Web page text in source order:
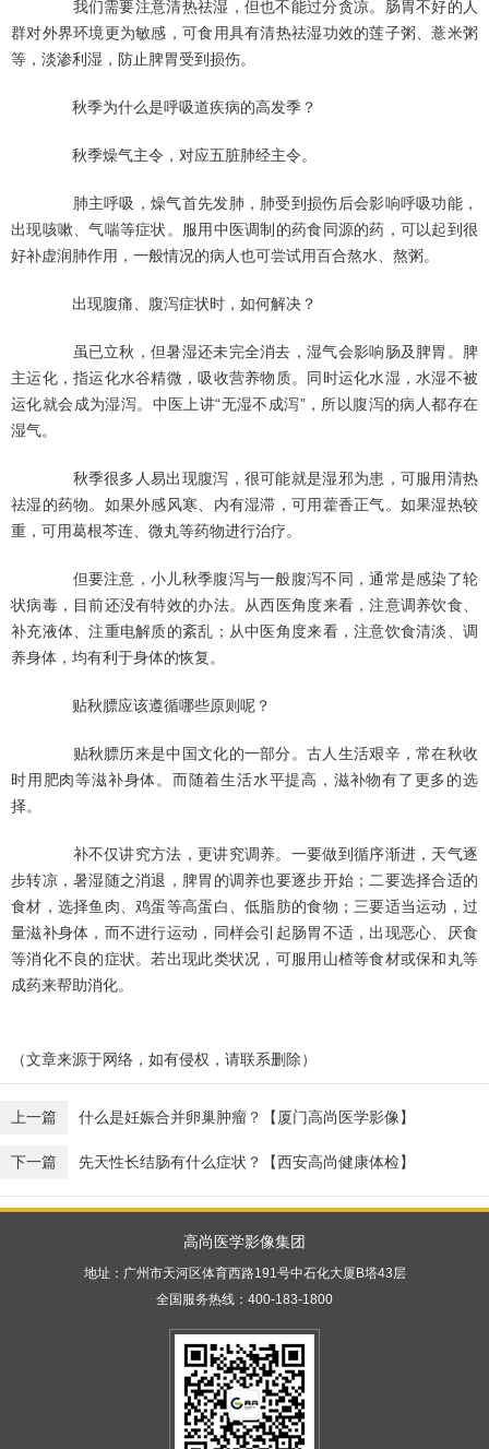
我们需要注意清热祛湿，但也不能过分贪凉。肠胃不好的人
群对外界环境更为敏感，可食用具有清热祛湿功效的莲子粥、薏米粥
等，淡渗利湿，防止脾胃受到损伤。
秋季为什么是呼吸道疾病的高发季？
秋季燥气主令，对应五脏肺经主令。
肺主呼吸，燥气首先发肺，肺受到损伤后会影响呼吸功能，
出现咳嗽、气喘等症状。服用中医调制的药食同源的药，可以起到很
好补虚润肺作用，一般情况的病人也可尝试用百合熬水、熬粥。
出现腹痛、腹泻症状时，如何解决？
虽已立秋，但暑湿还未完全消去，湿气会影响肠及脾胃。脾
主运化，指运化水谷精微，吸收营养物质。同时运化水湿，水湿不被
运化就会成为湿泻。中医上讲“无湿不成泻”，所以腹泻的病人都存在
湿气。
秋季很多人易出现腹泻，很可能就是湿邪为患，可服用清热
祛湿的药物。如果外感风寒、内有湿滞，可用藿香正气。如果湿热较
重，可用葛根芩连、微丸等药物进行治疗。
但要注意，小儿秋季腹泻与一般腹泻不同，通常是感染了轮
状病毒，目前还没有特效的办法。从西医角度来看，注意调养饮食、
补充液体、注重电解质的紊乱；从中医角度来看，注意饮食清淡、调
养身体，均有利于身体的恢复。
贴秋膘应该遵循哪些原则呢？
贴秋膘历来是中国文化的一部分。古人生活艰辛，常在秋收
时用肥肉等滋补身体。而随着生活水平提高，滋补物有了更多的选
择。
补不仅讲究方法，更讲究调养。一要做到循序渐进，天气逐
步转凉，暑湿随之消退，脾胃的调养也要逐步开始；二要选择合适的
食材，选择鱼肉、鸡蛋等高蛋白、低脂肪的食物；三要适当运动，过
量滋补身体，而不进行运动，同样会引起肠胃不适，出现恶心、厌食
等消化不良的症状。若出现此类状况，可服用山楂等食材或保和丸等
成药来帮助消化。
（文章来源于网络，如有侵权，请联系删除）
上一篇 什么是妊娠合并卵巢肿瘤？【厦门高尚医学影像】
下一篇 先天性长结肠有什么症状？【西安高尚健康体检】
高尚医学影像集团
地址：广州市天河区体育西路191号中石化大厦B塔43层
全国服务热线：400-183-1800